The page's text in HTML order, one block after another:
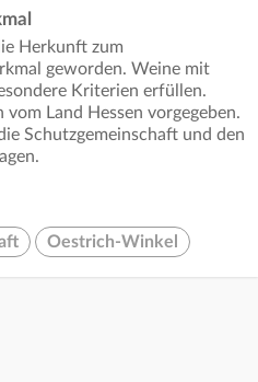
Herkunft zum
geworden. Weine mit
Kriterien erfüllen.
Land Hessen vorgegeben.
Schutzgemeinschaft und den
Oestrich-Winkel